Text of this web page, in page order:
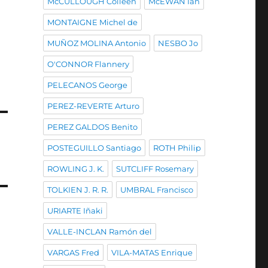
MONTAIGNE Michel de
MUÑOZ MOLINA Antonio NESBO Jo
O'CONNOR Flannery
PELECANOS George
PEREZ-REVERTE Arturo
PEREZ GALDOS Benito
POSTEGUILLO Santiago ROTH Philip
ROWLING J. K. SUTCLIFF Rosemary
TOLKIEN J. R. R. UMBRAL Francisco
URIARTE Iñaki
VALLE-INCLAN Ramón del
VARGAS Fred VILA-MATAS Enrique